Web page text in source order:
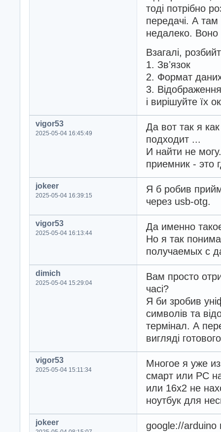
тоді потрібно
передачі. А
недалеко.
Взагалі,
1. Звʼязок
2. Формат
3.
і вирішуйте їх
vigor53
2025-05-04 16:45:49
Да вот так я
подходит ...
И найти не
приемник - это
jokeer
2025-05-04 16:39:15
Я б робив
через usb-otg.
vigor53
2025-05-04 16:13:44
Да именно
Но я так
получаемых с
dimich
2025-05-04 15:29:04
Вам просто
часі?
Я би зробив
символів та
термінал. А
вигляді
vigor53
2025-05-04 15:11:34
Многое я уже
смарт или РС
или 16х2 не
ноутбук для
jokeer
google://arduino